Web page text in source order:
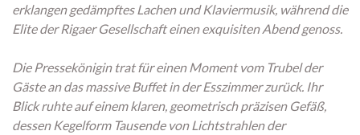
erklangen gedämpftes Lachen und Klaviermusik, während die
Elite der Rigaer Gesellschaft einen exquisiten Abend genoss.
Die Pressekönigin trat für einen Moment vom Trubel der
Gäste an das massive Buffet in der Esszimmer zurück. Ihr
Blick ruhte auf einem klaren, geometrisch präzisen Gefäß,
dessen Kegelform Tausende von Lichtstrahlen der